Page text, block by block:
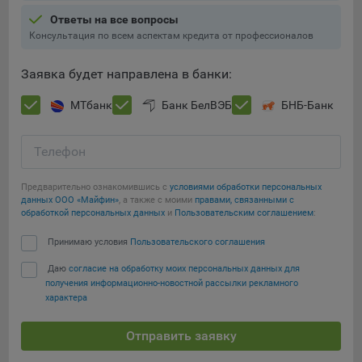
При этом, некоторые браузеры позволяют посещать
интернет-сайты в режиме «Инкогнито», чтобы ограничить
автоматически удалять сессионные файлы cookie. Кроме
того, субъект персональных данных может удалить ранее
сохраненные файлов cookie выбрав соответствующую
Подробнее о параметрах управления можно ознакомиться,
соответствующие страницы сайтов основных браузеров:
Firefox
Chrome
Safari
Opera
Microsoft Edge
Сохранить по умолчанию
Ответы на все вопросы
Консультация по всем аспектам кредита от профессионалов
Заявка будет направлена в банки:
МТбанк Банк БелВЭБ БНБ-Банк
Телефон
Предварительно ознакомившись с условиями обработки персональных
данных ООО «Майфин», а также с моими правами, связанными с
обработкой персональных данных и Пользовательским соглашением:
Принимаю условия Пользовательского соглашения
Даю согласие на обработку моих персональных данных для
получения информационно-новостной рассылки рекламного
характера
Отправить заявку